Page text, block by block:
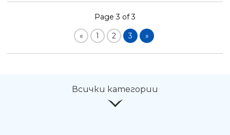
Page 3 of 3
« 1 2 3 »
Всички категории